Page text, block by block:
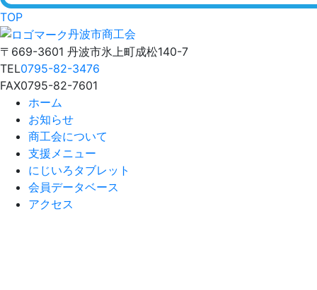
TOP
丹波市商工会
〒669-3601 丹波市氷上町成松140-7
TEL0795-82-3476
FAX0795-82-7601
ホーム
お知らせ
商工会について
支援メニュー
にじいろタブレット
会員データベース
アクセス